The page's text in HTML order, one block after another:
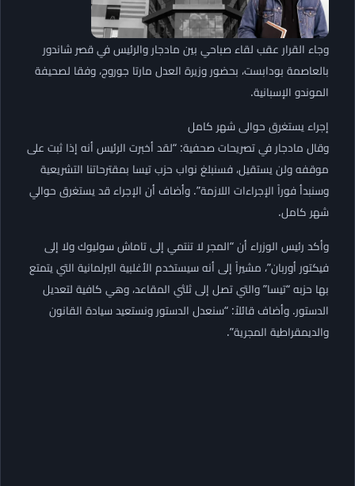
وجاء القرار عقب لقاء صباحي بين مادجار والرئيس في قصر شاندور
بالعاصمة بودابست، بحضور وزيرة العدل مارتا جوروج، وفقا لصحيفة
الموندو الإسبانية.
إجراء يستغرق حوالى شهر كامل
وقال مادجار في تصريحات صحفية: “لقد أخبرت الرئيس أنه إذا ثبت على
موقفه ولن يستقيل، فسنبلغ نواب حزب تيسا بمقترحاتنا التشريعية
وسنبدأ فوراً الإجراءات اللازمة”. وأضاف أن الإجراء قد يستغرق حوالي
شهر كامل.
وأكد رئيس الوزراء أن “المجر لا تنتمي إلى تاماش سوليوك ولا إلى
فيكتور أوربان”، مشيراً إلى أنه سيستخدم الأغلبية البرلمانية التي يتمتع
بها حزبه “تيسا” والتي تصل إلى ثلثي المقاعد، وهي كافية لتعديل
الدستور. وأضاف قائلاً: “سنعدل الدستور ونستعيد سيادة القانون
والديمقراطية المجرية”.